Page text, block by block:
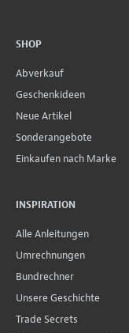
SHOP
Abverkauf
Geschenkideen
Neue Artikel
Sonderangebote
Einkaufen nach Marke
INSPIRATION
Alle Anleitungen
Umrechnungen
Bundrechner
Unsere Geschichte
Trade Secrets